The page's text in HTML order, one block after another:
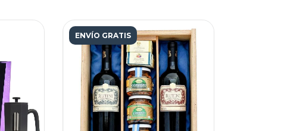
ENVÍO GRATIS